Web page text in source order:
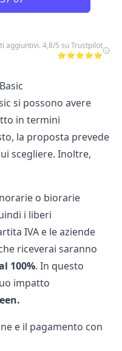
aggiuntivi. 4,8/5 su Trustpilot
⭐⭐⭐⭐⭐
si possono avere
in termini
la proposta prevede
scegliere. Inoltre,
o biorarie
i liberi
IVA e le aziende
riceverai saranno
100%. In questo
impatto
e il pagamento con